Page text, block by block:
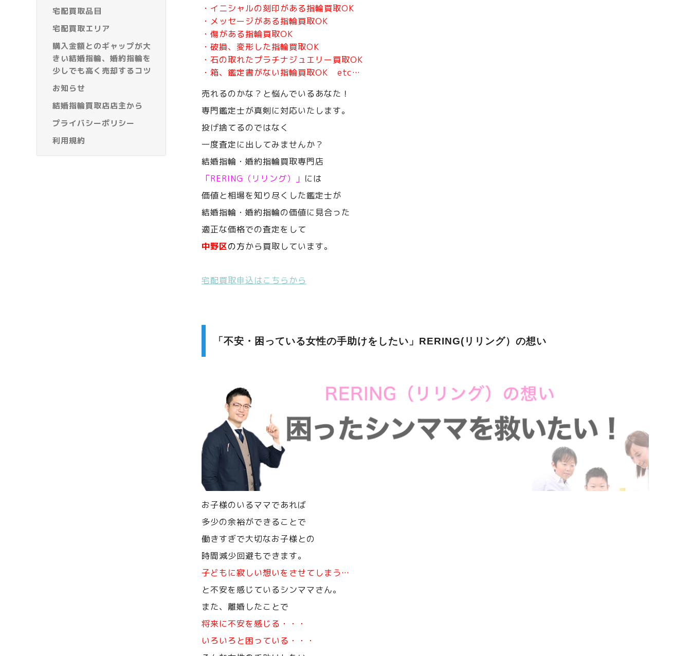
宅配買取品目
宅配買取エリア
購入金額とのギャップが大
きい結婚指輪、婚約指輪を
少しでも高く売却するコツ
お知らせ
結婚指輪買取店店主から
プライバシーポリシー
利用規約
・イニシャルの刻印がある指輪買取OK
・メッセージがある指輪買取OK
・傷がある指輪買取OK
・破損、変形した指輪買取OK
・石の取れたプラチナジュエリー買取OK
・箱、鑑定書がない指輪買取OK etc…
売れるのかな？と悩んでいるあなた！
専門鑑定士が真剣に対応いたします。
投げ捨てるのではなく
一度査定に出してみませんか？
結婚指輪・婚約指輪買取専門店
「RERING（リリング）」 には
価値と相場を知り尽くした鑑定士が
結婚指輪・婚約指輪の価値に見合った
適正な価格での査定をして
中野区の方から買取しています。
宅配買取申込はこちらから
「不安・困っている女性の手助けをしたい」RERING(リリング）の想い
お子様のいるママであれば
多少の余裕ができることで
働きすぎで大切なお子様との
時間減少回避もできます。
子どもに寂しい想いをさせてしまう…
と不安を感じているシンママさん。
また、離婚したことで
将来に不安を感じる・・・
いろいろと困っている・・・